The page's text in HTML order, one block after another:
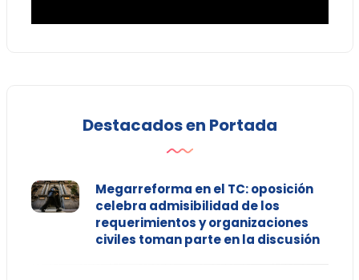
Destacados en Portada
Megarreforma en el TC: oposición
celebra admisibilidad de los
requerimientos y organizaciones
civiles toman parte en la discusión